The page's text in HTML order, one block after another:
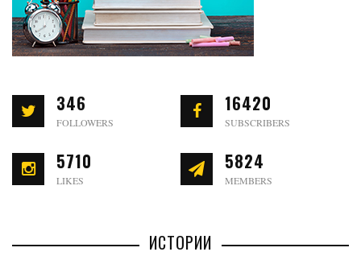
346
FOLLOWERS
16420
SUBSCRIBERS
5710
LIKES
5824
MEMBERS
ИСТОРИИ